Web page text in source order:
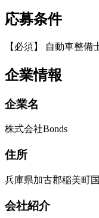
応募条件
【必須】 自動車整
企業情報
企業名
株式会社Bonds
住所
兵庫県加古郡稲美町
会社紹介